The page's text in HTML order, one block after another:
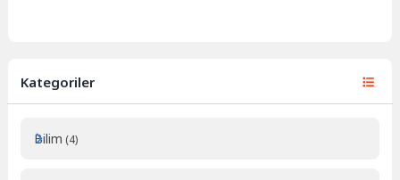
Kategoriler
Bilim (4)